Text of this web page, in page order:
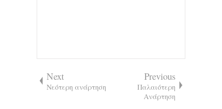
Next
Νεότερη ανάρτηση
Previous
Παλαιότερη
Ανάρτηση